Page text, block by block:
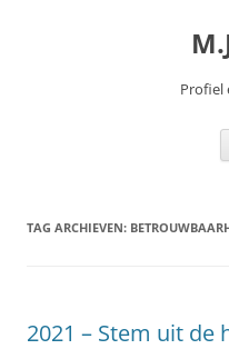
Profiel
TAG ARCHIEVEN:
2021 – Stem uit de